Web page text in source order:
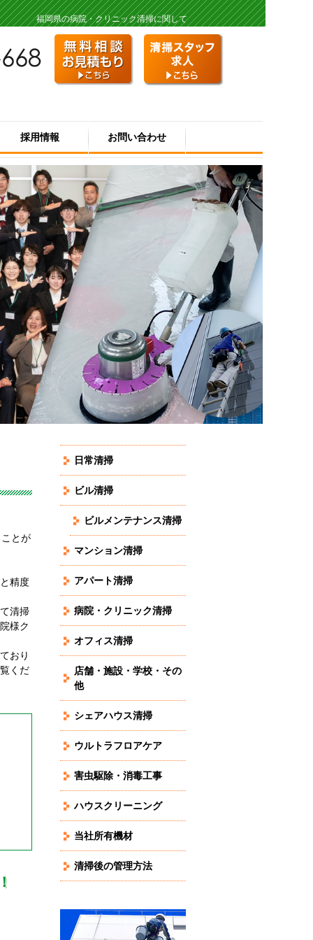
福岡県の病院・クリニック清掃に関して
採用情報 お問い合わせ
とが
精度
清掃
様ク
おり
くだ
日常清掃
ビル清掃
ビルメンテナンス清掃
マンション清掃
アパート清掃
病院・クリニック清掃
オフィス清掃
店舗・施設・学校・その
他
シェアハウス清掃
ウルトラフロアケア
害虫駆除・消毒工事
ハウスクリーニング
当社所有機材
清掃後の管理方法